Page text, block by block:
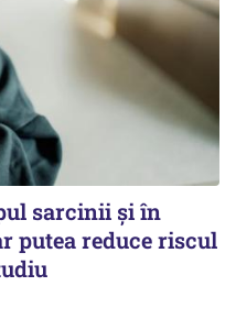
sarcinii și în
putea reduce riscul